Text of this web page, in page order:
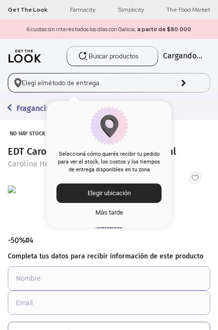
Get The Look Farmacity Simplicity The Food Market
6 cuotas sin interés todos los días con Galicia, a partir de $80.000
Buscar productos
Cargando...
Elegí elmétodo de entrega
Seleccioná cómo querés recibir tu pedido
para ver el stock, los costos y los tiempos
de entrega disponibles en tu zona
Elegir ubicación
Más tarde
Fragancias
NO HAY STOCK
EDT Carolina Herrera Bad Boy x 100 ml
Carolina Herrera
-50%#4
1 get the look
2 máscara pestañas
3.
5. corrector
9. nyx
10. cher